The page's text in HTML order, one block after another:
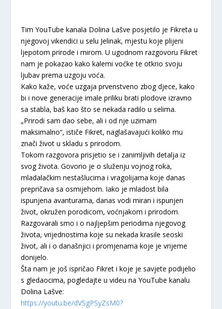
Tim YouTube kanala Dolina Lašve posjetilo je Fikreta u
njegovoj vikendici u selu Jelinak, mjestu koje plijeni
ljepotom prirode i mirom. U ugodnom razgovoru Fikret
nam je pokazao kako kalemi voćke te otkrio svoju
ljubav prema uzgoju voća.
Kako kaže, voće uzgaja prvenstveno zbog djece, kako
bi i nove generacije imale priliku brati plodove izravno
sa stabla, baš kao što se nekada radilo u selima.
„Prirodi sam dao sebe, ali i od nje uzimam
maksimalno“, ističe Fikret, naglašavajući koliko mu
znači život u skladu s prirodom.
Tokom razgovora prisjetio se i zanimljivih detalja iz
svog života. Govorio je o služenju vojnog roka,
mladalačkim nestašlucima i vragolijama koje danas
prepričava sa osmijehom. Iako je mladost bila
ispunjena avanturama, danas vodi miran i ispunjen
život, okružen porodicom, voćnjakom i prirodom.
Razgovarali smo i o najljepšim periodima njegovog
života, vrijednostima koje su nekada krasile seoski
život, ali i o današnjici i promjenama koje je vrijeme
donijelo.
Šta nam je još ispričao Fikret i koje je savjete podijelio
s gledaocima, pogledajte u videu na YouTube kanalu
Dolina Lašve:
https://youtu.be/dVSgPSyZsM0?